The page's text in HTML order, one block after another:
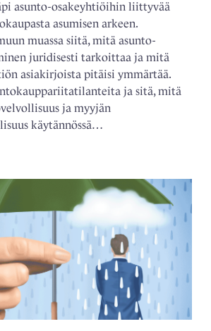
asunto-osakeyhtiöihin liittyvää
asumisen arkeen.
muassa siitä, mitä asunto-
juridisesti tarkoittaa ja mitä
asiakirjoista pitäisi ymmärtää.
ja sitä, mitä
ja myyjän
käytännössä…